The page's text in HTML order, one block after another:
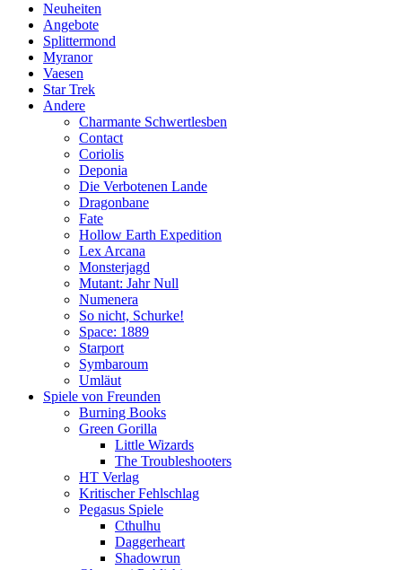
Neuheiten
Angebote
Splittermond
Myranor
Vaesen
Star Trek
Andere
Charmante Schwertlesben
Contact
Coriolis
Deponia
Die Verbotenen Lande
Dragonbane
Fate
Hollow Earth Expedition
Lex Arcana
Monsterjagd
Mutant: Jahr Null
Numenera
So nicht, Schurke!
Space: 1889
Starport
Symbaroum
Umläut
Spiele von Freunden
Burning Books
Green Gorilla
Little Wizards
The Troubleshooters
HT Verlag
Kritischer Fehlschlag
Pegasus Spiele
Cthulhu
Daggerheart
Shadowrun